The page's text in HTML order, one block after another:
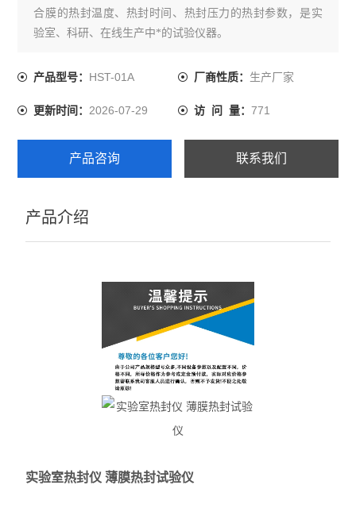
合膜的热封温度、热封时间、热封压力的热封参数，是实
验室、科研、在线生产中*的试验仪器。
产品型号： HST-01A 厂商性质： 生产厂家
更新时间：2026-07-29 访 问 量： 771
产品咨询 联系我们
产品介绍
实验室热封仪 薄膜热封试验仪